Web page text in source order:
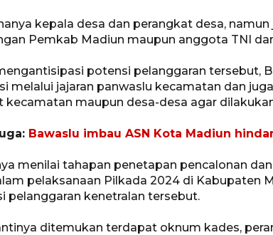
kepala desa dan perangkat desa, namun
Pemkab Madiun maupun anggota TNI
potensi pelanggaran tersebut,
melalui jajaran panwaslu kecamatan dan
kecamatan maupun desa-desa agar
Bawaslu imbau ASN Kota Madiun
menilai tahapan penetapan pencalonan
pelaksanaan Pilkada 2024 di Kabupaten
pelanggaran kenetralan tersebut.
ditemukan terdapat oknum kades,